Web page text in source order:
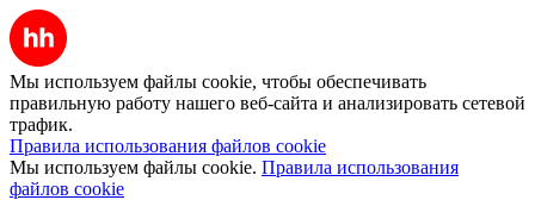
Мы используем файлы cookie, чтобы обеспечивать
правильную работу нашего веб-сайта и анализировать сетевой
трафик.
Правила использования файлов cookie
Мы используем файлы cookie. Правила использования
файлов cookie